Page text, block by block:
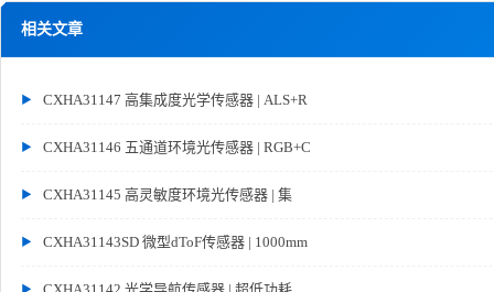
相关文章
CXHA31147 高集成度光学传感器 | ALS+R
CXHA31146 五通道环境光传感器 | RGB+C
CXHA31145 高灵敏度环境光传感器 | 集
CXHA31143SD 微型dToF传感器 | 1000mm